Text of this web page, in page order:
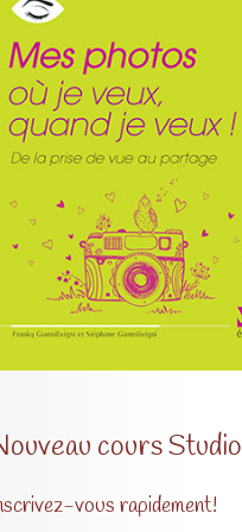
cours Studio
vous rapidement!